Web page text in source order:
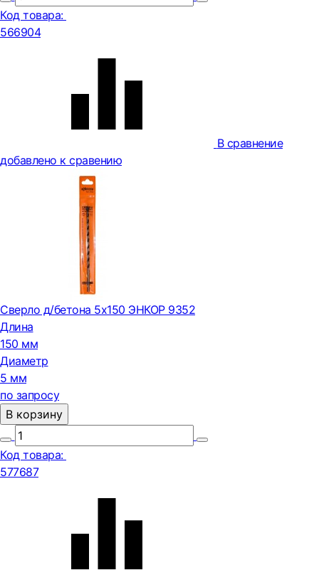
Код товара:
566904
В сравнение
добавлено к сравению
Сверло д/бетона 5х150 ЭНКОР 9352
Длина
150 мм
Диаметр
5 мм
по запросу
В корзину
Код товара:
577687